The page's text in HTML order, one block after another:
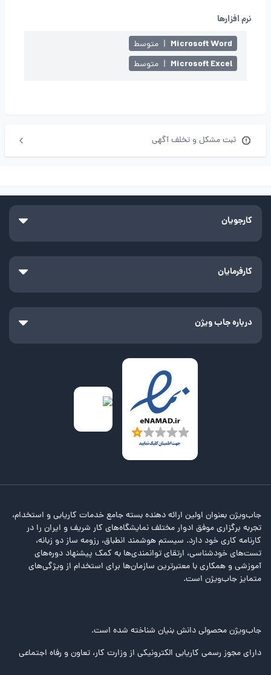
نرم افزارها
Microsoft Word
| متوسط
Microsoft Excel
| متوسط
ثبت مشکل و تخلف آگهی
کارجویان
کارفرمایان
درباره جاب ویژن
جاب‌ویژن بعنوان اولین ارائه دهنده بسته جامع خدمات کاریابی و استخدام،
تجربه برگزاری موفق ادوار مختلف نمایشگاه‌های کار شریف و ایران را در
کارنامه کاری خود دارد. سیستم هوشمند انطباق، رزومه ساز دو زبانه،
تست‌های خودشناسی، ارتقای توانمندی‌ها به کمک پیشنهاد دوره‌های
آموزشی و همکاری با معتبرترین سازمان‌ها برای استخدام از ویژگی‌های
متمایز جاب‌ویژن است.
جاب‌ویژن محصولی دانش بنیان شناخته شده است.
دارای مجوز رسمی کاریابی الکترونیکی از وزارت کار، تعاون و رفاه اجتماعی